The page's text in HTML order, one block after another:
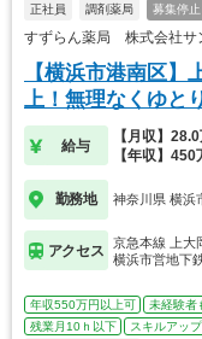
正社員 調剤薬局 募集停止
すずらん薬局 株式会社サ
【横浜市港南区】
上！無理なくゆと
給与
【月収】
【年収】
勤務地 神奈川県 横浜
アクセス
京急本線 上大
横浜市営地下
年収550万円以上可 未経験者
残業月10ｈ以下
スキルアップ